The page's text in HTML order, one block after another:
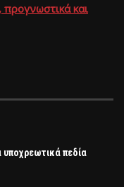
προγνωστικά και
υποχρεωτικά πεδία